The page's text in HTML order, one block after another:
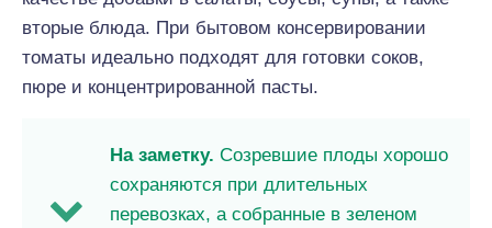
вторые блюда. При бытовом консервировании
томаты идеально подходят для готовки соков,
пюре и концентрированной пасты.
На заметку. Созревшие плоды хорошо
сохраняются при длительных
перевозках, а собранные в зеленом